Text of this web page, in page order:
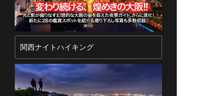
関西ナイトハイキング